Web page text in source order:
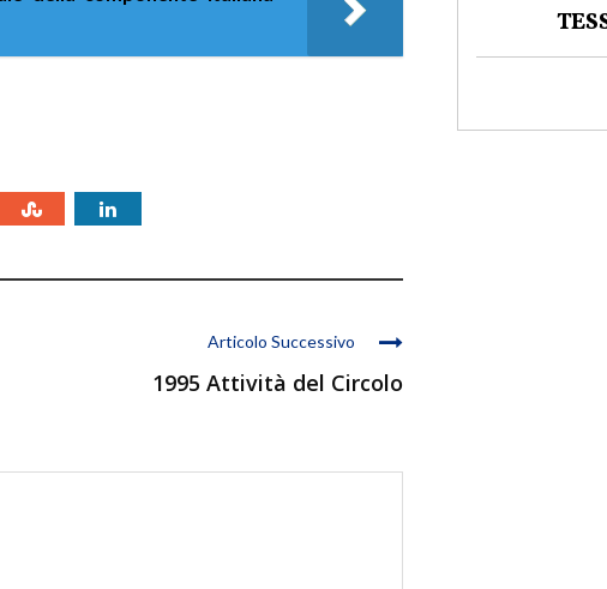
Articolo Successivo
1995 Attività del Circolo